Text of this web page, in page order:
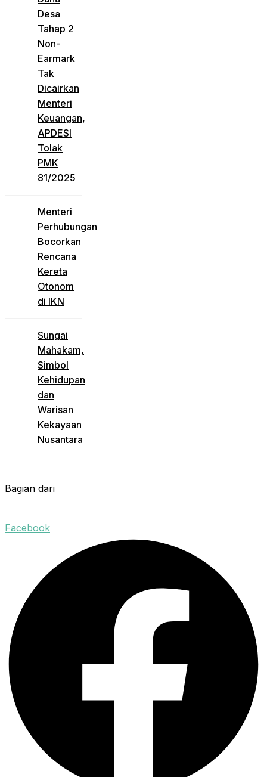
Desa
Tahap 2
Non-
Earmark
Tak
Dicairkan
Menteri
Keuangan,
APDESI
Tolak
PMK
81/2025
Menteri
Perhubungan
Bocorkan
Rencana
Kereta
Otonom
di IKN
Sungai
Mahakam,
Simbol
Kehidupan
dan
Warisan
Kekayaan
Nusantara
Bagian dari
Facebook